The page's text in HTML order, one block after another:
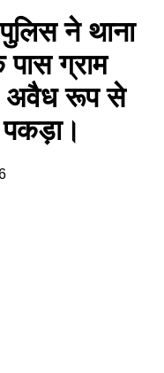
ने थाना
ग्राम
अवैध रूप से